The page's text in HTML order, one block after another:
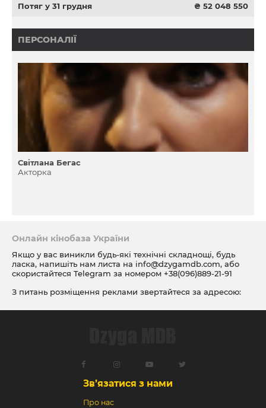
Потяг у 31 грудня ₴ 52 048 550
ПЕРСОНАЛІЇ
Світлана Бегас
Акторка
Онлайн кінобаза України
Якщо у вас виникли будь-які технічні складнощі, будь
ласка, напишіть нам листа на info@dzygamdb.com, або
скористайтеся Telegram за номером +38(096)889-21-91
З питань розміщення реклами звертайтеся за адресою:
посиланням
Зв’язатися з нами
Про нас